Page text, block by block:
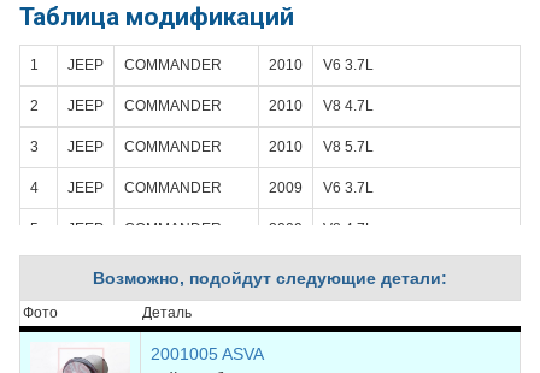
Таблица модификаций
1 JEEP COMMANDER 2010 V6 3.7L
2 JEEP COMMANDER 2010 V8 4.7L
3 JEEP COMMANDER 2010 V8 5.7L
4 JEEP COMMANDER 2009 V6 3.7L
5 JEEP COMMANDER 2009 V8 4.7L
JEEP
7 COMMANDER
JEEP COMMANDER
Возможно, подойдут следующие детали:
Фото Деталь
2001005 ASVA